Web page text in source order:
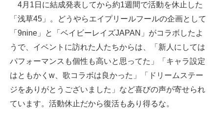
4月1日に結成発表してから約1週間で活動を休止した
「浅草45」。どうやらエイプリールフールの企画として
「9nine」と「ベイビーレイズJAPAN」がコラボしたよ
うで、イベントに訪れた人たちからは、「新人にしては
パフォーマンスも個性も高いと思ってた」「キャラ設定
はともかくw、歌コラボは良かった」「ドリームステー
ジをありがとうございました」など喜びの声が寄せられ
ています。活動休止だから復活もあり得るな。